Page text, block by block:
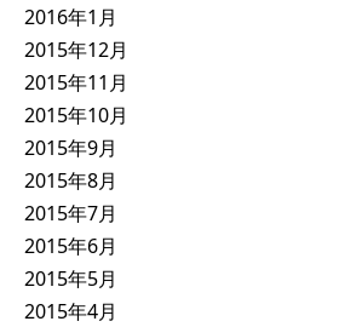
2016年1月
2015年12月
2015年11月
2015年10月
2015年9月
2015年8月
2015年7月
2015年6月
2015年5月
2015年4月